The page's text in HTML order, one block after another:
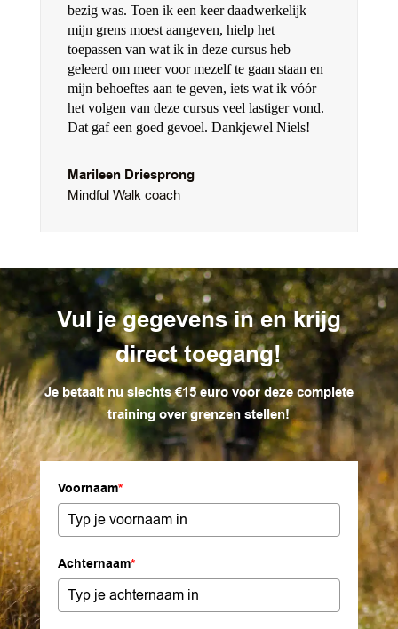
bezig was. Toen ik een keer daadwerkelijk
mijn grens moest aangeven, hielp het
toepassen van wat ik in deze cursus heb
geleerd om meer voor mezelf te gaan staan en
mijn behoeftes aan te geven, iets wat ik vóór
het volgen van deze cursus veel lastiger vond.
Dat gaf een goed gevoel. Dankjewel Niels!
Marileen Driesprong
Mindful Walk coach
Vul je gegevens in en krijg
direct toegang!
Je betaalt nu slechts €15 euro voor deze complete
training over grenzen stellen!
Voornaam*
Achternaam*